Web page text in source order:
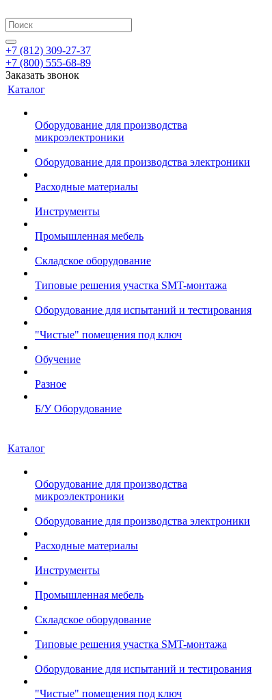
+7 (812) 309-27-37
+7 (800) 555-68-89
Заказать звонок
Каталог
Оборудование для производства
микроэлектроники
Оборудование для производства электроники
Расходные материалы
Инструменты
Промышленная мебель
Складское оборудование
Типовые решения участка SMT-монтажа
Оборудование для испытаний и тестирования
"Чистые" помещения под ключ
Обучение
Разное
Б/У Оборудование
Каталог
Оборудование для производства
микроэлектроники
Оборудование для производства электроники
Расходные материалы
Инструменты
Промышленная мебель
Складское оборудование
Типовые решения участка SMT-монтажа
Оборудование для испытаний и тестирования
"Чистые" помещения под ключ